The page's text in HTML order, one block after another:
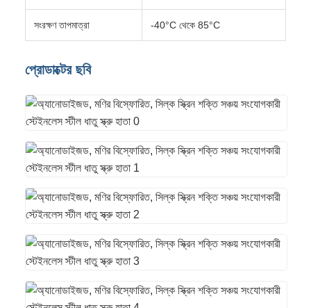
সংরক্ষণ তাপমাত্রা -40°C থেকে 85°C
প্রোডাক্টের ছবি